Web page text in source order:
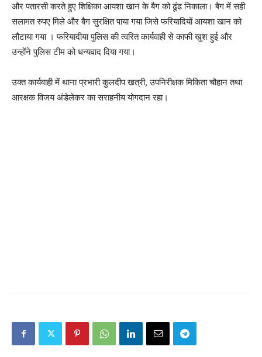
और पतारसी करते हुए शिक्षिका आयशा खान के बैग को ढूंढ निकाला। बैग में सही
सलामत रुपए मिले और बैग सुरक्षित पाया गया जिसे फरियादियों आयशा खान को
लौटाया गया । फरियादीया पुलिस की त्वरित कार्यवाही से काफी खुश हुई और
उन्होंने पुलिस टीम को धन्यवाद दिया गया।
उक्त कार्यवाही में थाना प्रभारी कुलदीप खत्री, उपनिरीक्षक मिकिता चौहान तथा
आरक्षक विजय अंडेलेकर का सराहनीय योगदान रहा।